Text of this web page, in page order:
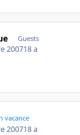
Guests
200718 a
vacance
200718 a